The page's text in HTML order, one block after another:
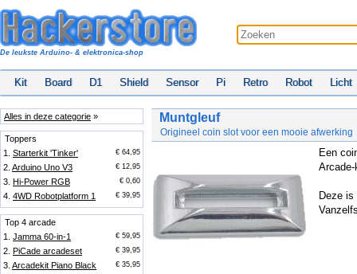
De leukste Arduino- & elektronica-shop
Kit Board D1 Shield Sensor Pi Retro Robot Licht
Alles in deze categorie »
Toppers
1. Starterkit 'Tinker' € 64,95
2. Arduino Uno V3 € 12,95
3. Hi-Power RGB € 0,60
4. 4WD Robotplatform 1 € 39,95
Top 4 arcade
1. Jamma 60-in-1 € 59,95
2. PiCade arcadeset € 39,95
3. Arcadekit Piano Black € 35,95
Muntgleuf
Origineel coin slot voor een mooie afwerking
Een
Deze